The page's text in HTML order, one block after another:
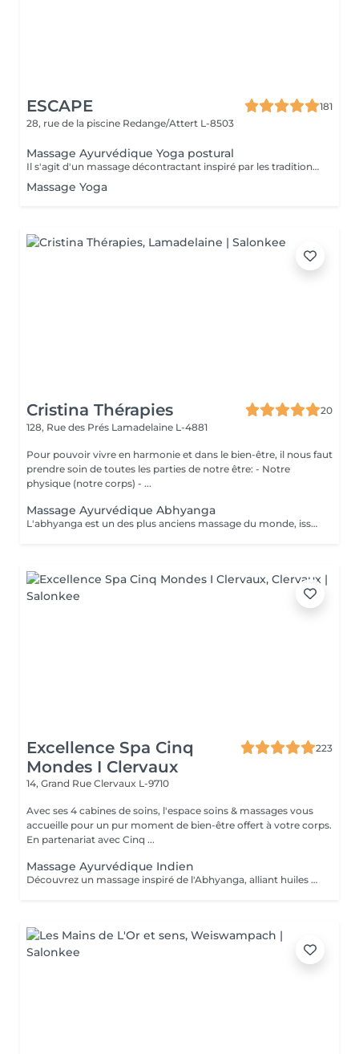
ESCAPE
181
28, rue de la piscine Redange/Attert L-8503
Massage Ayurvédique Yoga postural
Il s'agit d'un massage décontractant inspiré par les traditions indiennes d'Ayurvéda et de Yoga. Cette technique qui permet de redonner de l'élasticité à la colonne vertébrale, utilise des mouvements, des flexions et des torsions qui sont parfaitement harmonisées entre elles, ce qui va permettre au corps de s'étirer et de s'échauffer. La technique peut se réaliser avec les mains et avec les pieds, en fonction du cas. BÉNÉFICES DU MASSAGE AYURDÉVIQUE YOGA POSTURAL Connexion avec une respiration consciente Promeut la flexibilité des muscles et la mobilité des articulations Aide à améliorer la posture en contribuant au bien-être et à l'équilibre du corps.
Massage Yoga
Cristina Thérapies
20
128, Rue des Prés Lamadelaine L-4881
Pour pouvoir vivre en harmonie et dans le bien-être, il nous faut
prendre soin de toutes les parties de notre être: - Notre
physique (notre corps) - ...
Massage Ayurvédique Abhyanga
L'abhyanga est un des plus anciens massage du monde, issus d'une sagesse indienne de plus de 5000 ans et de sa médecine, l'Ayurveda. Douceur, pressions ciblées et étirements vous invitent au lâcher prise totale. Le massage abhyanga signifie littéralement, massage à l'huile de tout le corps (y compris le cuir chevelu et le visage). C'est nourrissant, cela apaise vos doshas, donne de l'énergie, de l'endurance, du plaisir et du sommeil. La malaxation de la peau augmente sa longévité et nourrit toutes les parties du corps. Augmente la circulation en particulier nerveuse. Le patient est recouvert d'un drap qui sert à découvrir au fur et à mesure les parties à masser. Chaque massage est individualisé selon la prédominance des "doshas" et des déséquilibres du client. Après un massage ayurvédique, on ressent généralement une profonde sensation de détente et de légèreté, accompagnée d'un bien-être global tant physique que mental, grâce à la libération des tensions musculaires, la stimulation de la circulation et l'harmonisation des énergies. Le massage ayurvédique se pratique avec de l'huile, sauf exceptions liées à vos besoins spécifiques, il n'est donc pas nécessaire de porter une tenue particulière. Cependant, il faut prévoir simplement des sous-vêtements confortables et que vous ne craignez pas de tacher avec de l'huile. Prestation proposée uniquement aux dames. Réservation par téléphone au 00352 691 730 824. Paiement sur place en espèces.
Excellence Spa Cinq
Mondes I Clervaux
223
14, Grand Rue Clervaux L-9710
Avec ses 4 cabines de soins, l'espace soins & massages vous
accueille pour un pur moment de bien-être offert à votre corps.
En partenariat avec Cinq ...
Massage Ayurvédique Indien
Découvrez un massage inspiré de l'Abhyanga, alliant huiles de sésame, moringa et chaulmoogra. L'alternance de mouvements lents et rapides, à la fois énergétiques et enveloppants, associée à des étirements, dénoue les tensions et réveille le corps en douceur, pour un moment de légèreté et de vitalité. La durée de la prestation (60min) inclut l'installation et le temps de relaxation intégré à nos soins (10min).